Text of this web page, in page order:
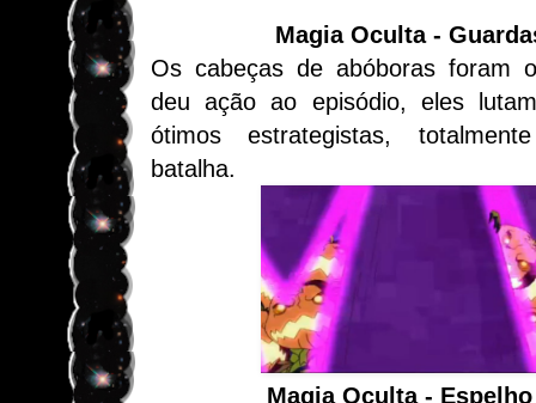
Magia Oculta -
Os cabeças de abóboras foram
deu ação ao episódio, eles
ótimos estrategistas,
batalha.
Magia Oculta -